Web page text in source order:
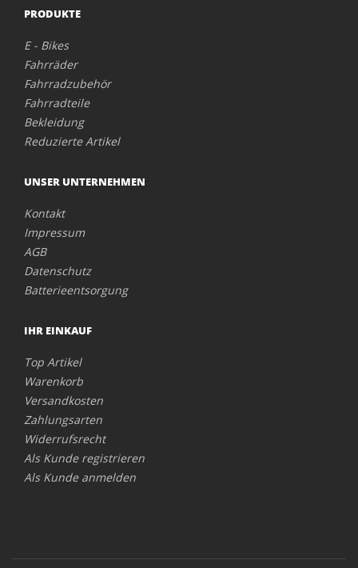
PRODUKTE
E - Bikes
Fahrräder
Fahrradzubehör
Fahrradteile
Bekleidung
Reduzierte Artikel
UNSER UNTERNEHMEN
Kontakt
Impressum
AGB
Datenschutz
Batterieentsorgung
IHR EINKAUF
Top Artikel
Warenkorb
Versandkosten
Zahlungsarten
Widerrufsrecht
Als Kunde registrieren
Als Kunde anmelden